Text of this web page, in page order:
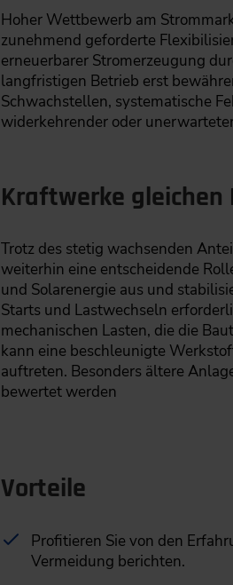
Hoher Wettbewerb am
zunehmend geforderte
erneuerbarer Stromerzeugung
langfristigen Betrieb erst
Schwachstellen, systematische
widerkehrender oder
Kraftwerke
Trotz des stetig wachsenden
weiterhin eine entscheidende
und Solarenergie aus und
Starts und Lastwechseln
mechanischen Lasten, die die
kann eine beschleunigte
auftreten. Besonders ältere
bewertet werden
Vorteile
Profitieren Sie von den
Vermeidung berichten.